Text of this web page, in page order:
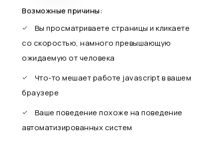
Возможные причины:
Вы просматриваете страницы и кликаете
со скоростью, намного превышающую
ожидаемую от человека
Что-то мешает работе javascript в вашем
браузере
Ваше поведение похоже на поведение
автоматизированных систем